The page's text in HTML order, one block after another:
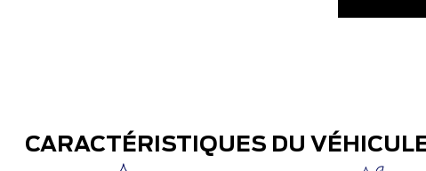
CARACTÉRISTIQUES DU